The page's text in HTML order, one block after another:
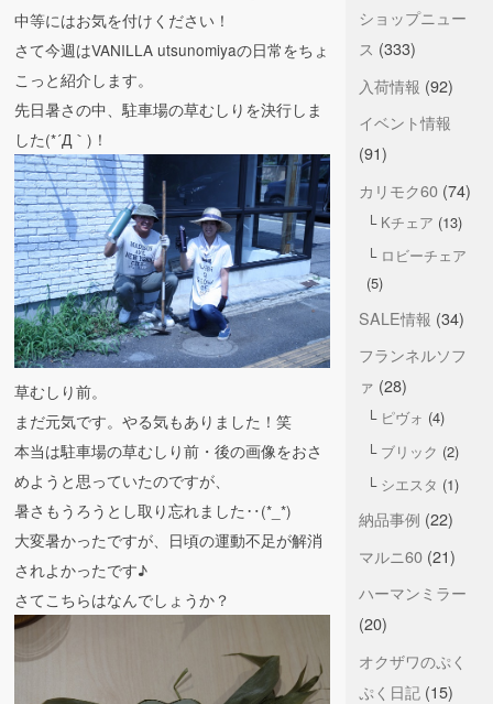
中等にはお気を付けください！
さて今週はVANILLA utsunomiyaの日常をちょ
こっと紹介します。
先日暑さの中、駐車場の草むしりを決行しま
した(*´Д｀)！
草むしり前。
まだ元気です。やる気もありました！笑
本当は駐車場の草むしり前・後の画像をおさ
めようと思っていたのですが、
暑さもうろうとし取り忘れました‥(*_*)
大変暑かったですが、日頃の運動不足が解消
されよかったです♪
さてこちらはなんでしょうか？
ショップニュー
ス (333)
入荷情報 (92)
イベント情報
(91)
カリモク60(74)
Kチェア (13)
ロビーチェア
(5)
SALE情報 (34)
フランネルソフ
ァ (28)
ピヴォ (4)
ブリック (2)
シエスタ (1)
納品事例 (22)
マルニ60(21)
ハーマンミラー
(20)
オクザワのぷく
ぷく日記(15)